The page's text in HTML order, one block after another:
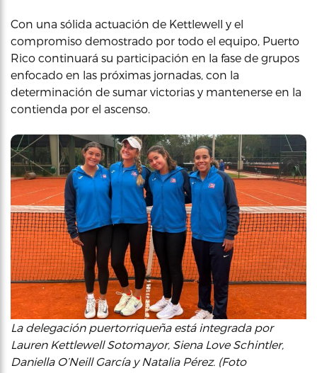
Con una sólida actuación de Kettlewell y el
compromiso demostrado por todo el equipo, Puerto
Rico continuará su participación en la fase de grupos
enfocado en las próximas jornadas, con la
determinación de sumar victorias y mantenerse en la
contienda por el ascenso.
La delegación puertorriqueña está integrada por
Lauren Kettlewell Sotomayor, Siena Love Schintler,
Daniella O’Neill García y Natalia Pérez. (Foto